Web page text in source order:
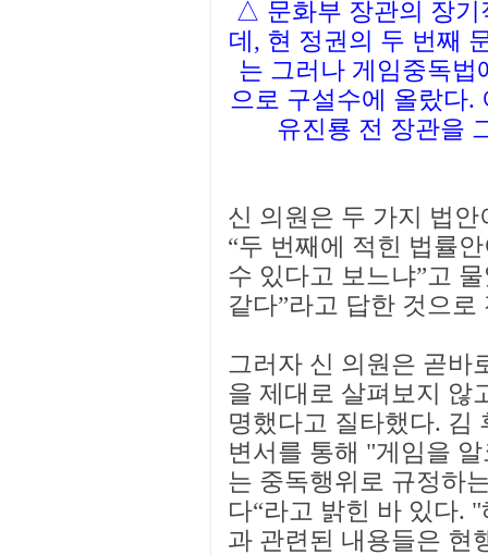
△ 문화부 장관의 장기
데, 현 정권의 두 번째
는 그러나 게임중독법
으로 구설수에 올랐다.
유진룡 전 장관을
신 의원은 두 가지 법
“두 번째에 적힌 법률
수 있다고 보느냐”고
같다”라고 답한 것으로
그러자 신 의원은 곧바
을 제대로 살펴보지 않
명했다고 질타했다. 김
변서를 통해 "게임을
는 중독행위로 규정하
다“라고 밝힌 바 있다.
과 관련된 내용들은 현